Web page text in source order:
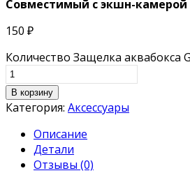
Совместимый с экшн-камерой
150 ₽
Количество Защелка аквабокса
В корзину
Категория: Аксессуары
Описание
Детали
Отзывы (0)